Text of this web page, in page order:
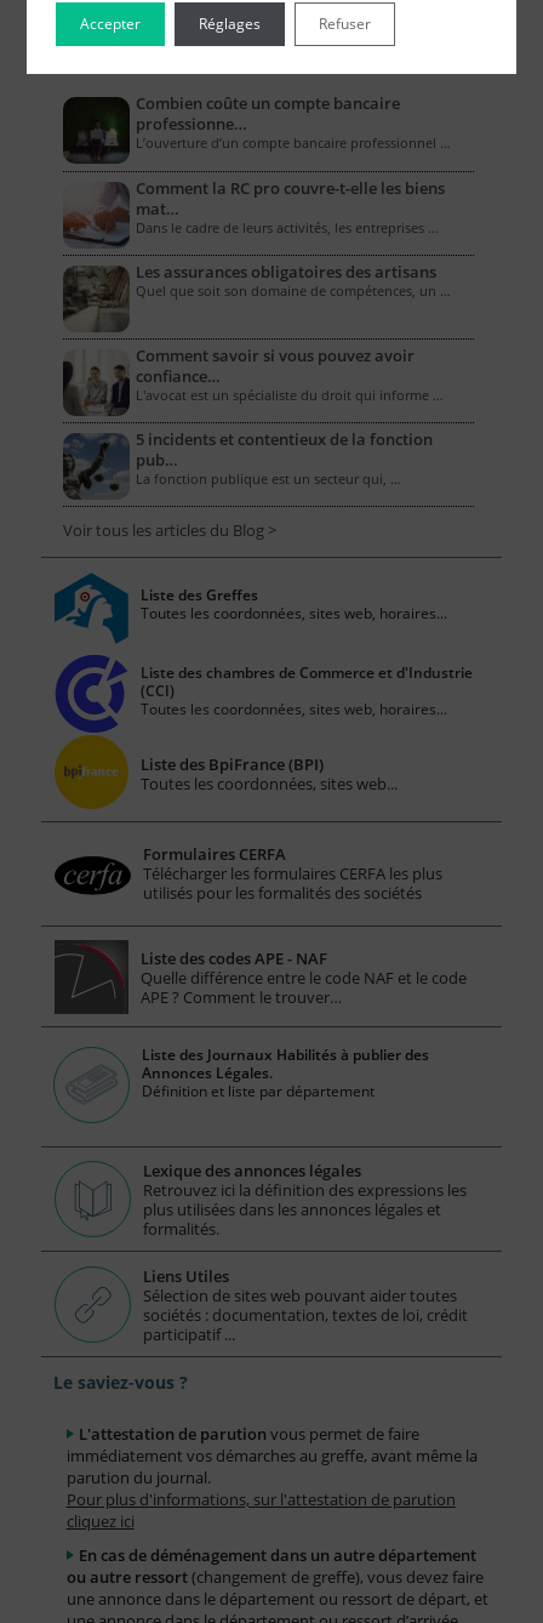
Le Blog pour les Entreprises
Combien coûte un compte bancaire
professionne…
L’ouverture d’un compte bancaire professionnel …
Comment la RC pro couvre-t-elle les biens
mat…
Dans le cadre de leurs activités, les entreprises …
Les assurances obligatoires des artisans
Quel que soit son domaine de compétences, un …
Comment savoir si vous pouvez avoir
confiance…
L'avocat est un spécialiste du droit qui informe …
5 incidents et contentieux de la fonction
pub…
La fonction publique est un secteur qui, …
Voir tous les articles du Blog >
Liste des Greffes
Toutes les coordonnées, sites web, horaires...
Liste des chambres de Commerce et d'Industrie
(CCI)
Toutes les coordonnées, sites web, horaires...
Liste des BpiFrance (BPI)
Toutes les coordonnées, sites web...
Formulaires CERFA
Télécharger les formulaires CERFA les plus
utilisés pour les formalités des sociétés
Liste des codes APE - NAF
Quelle différence entre le code NAF et le code
APE ? Comment le trouver…
Liste des Journaux Habilités à publier des
Annonces Légales.
Définition et liste par département
Lexique des annonces légales
Retrouvez ici la définition des expressions les
plus utilisées dans les annonces légales et
formalités.
Liens Utiles
Sélection de sites web pouvant aider toutes
sociétés : documentation, textes de loi, crédit
participatif ...
Le saviez-vous ?
L'attestation de parution vous permet de faire
immédiatement vos démarches au greffe, avant même la
parution du journal.
Pour plus d'informations, sur l'attestation de parution
cliquez ici
En cas de déménagement dans un autre département
ou autre ressort(changement de greffe), vous devez faire
une annonce dans le département ou ressort de départ, et
Accepter Refuser
Réglages